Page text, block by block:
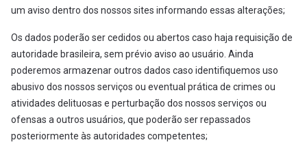
um aviso dentro dos nossos sites informando essas alterações;
Os dados poderão ser cedidos ou abertos caso haja requisição de
autoridade brasileira, sem prévio aviso ao usuário. Ainda
poderemos armazenar outros dados caso identifiquemos uso
abusivo dos nossos serviços ou eventual prática de crimes ou
atividades delituosas e perturbação dos nossos serviços ou
ofensas a outros usuários, que poderão ser repassados
posteriormente às autoridades competentes;